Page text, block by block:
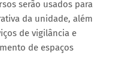
serão usados para
da unidade, além
de vigilância e
de espaços